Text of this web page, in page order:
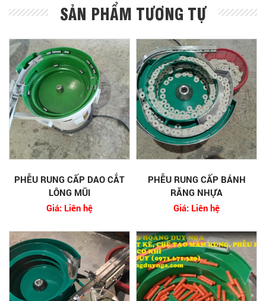
SẢN PHẨM TƯƠNG TỰ
PHỄU RUNG CẤP DAO CẮT
LÔNG MŨI
Giá: Liên hệ
PHỄU RUNG CẤP BÁNH
RĂNG NHỰA
Giá: Liên hệ